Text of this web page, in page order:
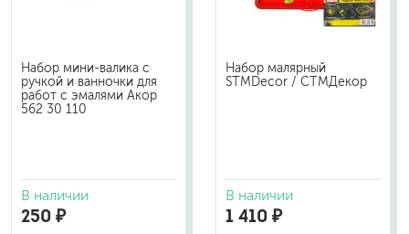
Набор мини-валика с
ручкой и ванночки для
работ с эмалями Акор
562 30 110
В наличии
250 ₽
Набор малярный
STMDecor / СТМДекор
В наличии
1 410 ₽